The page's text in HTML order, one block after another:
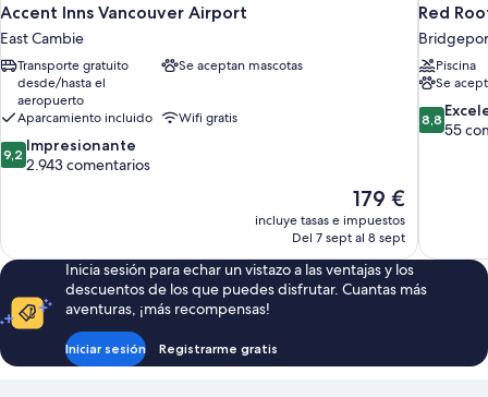
Accent Inns Vancouver Airport
East Cambie
Transporte gratuito
desde/hasta el
aeropuerto
Se aceptan mascotas
Aparcamiento incluido Wifi gratis
9.2
sobre
9,2 Impresionante
2.943 comentarios
El
precio
actual
de
179 €
179 €
incluye tasas e impuestos
Del 7 sept al 8 sept
Red
Piscina
Se
8.8
sobre
8,8
55
Inicia sesión para echar un vistazo a las ventajas y los
descuentos de los que puedes disfrutar. Cuantas más
aventuras, ¡más recompensas!
Iniciar sesión Registrarme gratis